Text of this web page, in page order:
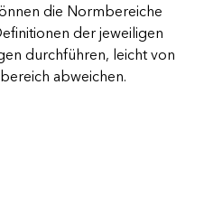
die Normbereiche
der jeweiligen
durchführen, leicht von
abweichen.